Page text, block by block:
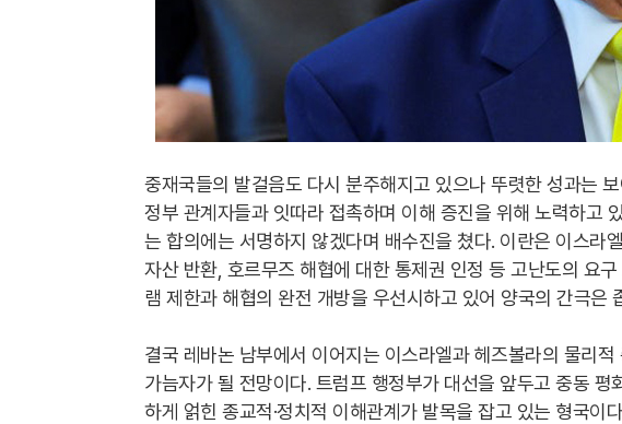
중재국들의 발걸음도 다시 분주해지고 있으나 뚜렷한 성과는
정부 관계자들과 잇따라 접촉하며 이해 증진을 위해 노력하고
는 합의에는 서명하지 않겠다며 배수진을 쳤다. 이란은 이스라
자산 반환, 호르무즈 해협에 대한 통제권 인정 등 고난도의 요
램 제한과 해협의 완전 개방을 우선시하고 있어 양국의 간극은
결국 레바논 남부에서 이어지는 이스라엘과 헤즈볼라의 물리
가늠자가 될 전망이다. 트럼프 행정부가 대선을 앞두고 중동
하게 얽힌 종교적·정치적 이해관계가 발목을 잡고 있는 형국이